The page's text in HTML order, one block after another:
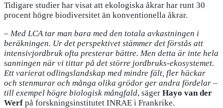
Tidigare studier har visat att ekologiska åkrar har runt 30
procent högre biodiversitet än konventionella åkrar.
– Med LCA tar man bara med den totala avkastningen i
beräkningen. Ur det perspektivet stämmer det förstås att
intensivjordbruk ofta presterar bättre. Men detta är inte hela
sanningen när vi tittar på det större jordbruks-ekosystemet.
Ett varierat odlingslandskap med mindre fält, fler häckar
och stenmurar och många olika grödor ger andra fördelar –
till exempel högre biologisk mångfald, säger Hayo van der
Werf på forskningsinstitutet INRAE i Frankrike.